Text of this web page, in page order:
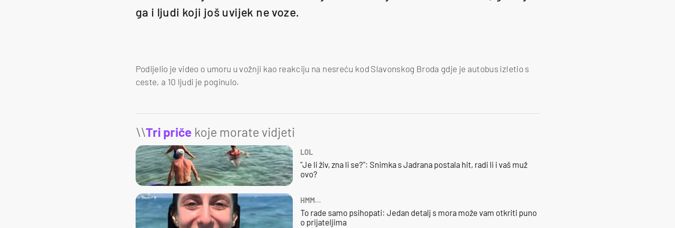
ga i ljudi koji još uvijek ne voze.
Podijelio je video o umoru u vožnji kao reakciju na nesreću kod Slavonskog Broda gdje je autobus izletio s
ceste, a 10 ljudi je poginulo.
\\Tri priče koje morate vidjeti
LOL
"Je li živ, zna li se?": Snimka s Jadrana postala hit, radi li i vaš muž
ovo?
HMM…
To rade samo psihopati: Jedan detalj s mora može vam otkriti puno
o prijateljima